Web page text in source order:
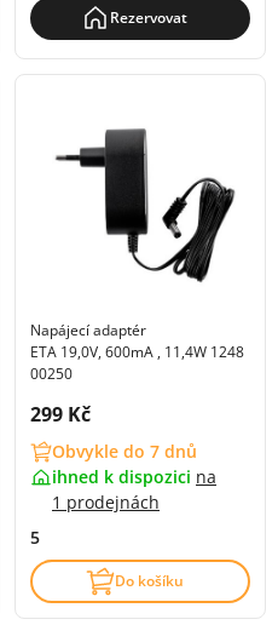
Rezervovat
Napájecí adaptér
ETA 19,0V, 600mA , 11,4W 1248
00250
Cena s DPH:
299 Kč
Obvykle do 7 dnů
ihned k dispozici na
1 prodejnách
5
Do košíku